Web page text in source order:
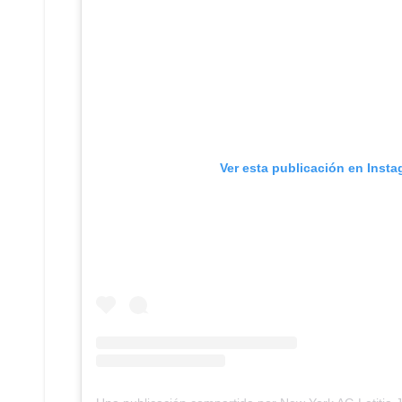
Ver esta publicación en